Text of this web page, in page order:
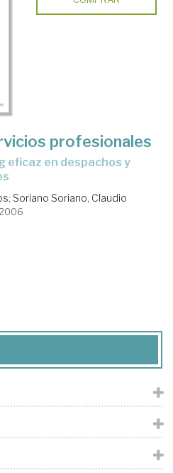
profesionales
; Soriano Soriano, Claudio